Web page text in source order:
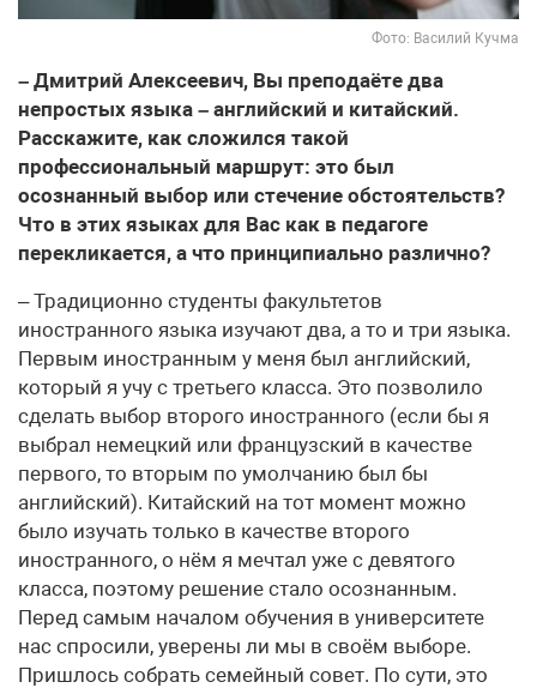
Фото: Василий Кучма
– Дмитрий Алексеевич, Вы преподаёте два
непростых языка – английский и китайский.
Расскажите, как сложился такой
профессиональный маршрут: это был
осознанный выбор или стечение обстоятельств?
Что в этих языках для Вас как в педагоге
перекликается, а что принципиально различно?
– Традиционно студенты факультетов
иностранного языка изучают два, а то и три языка.
Первым иностранным у меня был английский,
который я учу с третьего класса. Это позволило
сделать выбор второго иностранного (если бы я
выбрал немецкий или французский в качестве
первого, то вторым по умолчанию был бы
английский). Китайский на тот момент можно
было изучать только в качестве второго
иностранного, о нём я мечтал уже с девятого
класса, поэтому решение стало осознанным.
Перед самым началом обучения в университете
нас спросили, уверены ли мы в своём выборе.
Пришлось собрать семейный совет. По сути, это